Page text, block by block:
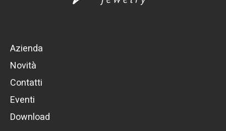
Azienda
Novità
Contatti
Eventi
Download